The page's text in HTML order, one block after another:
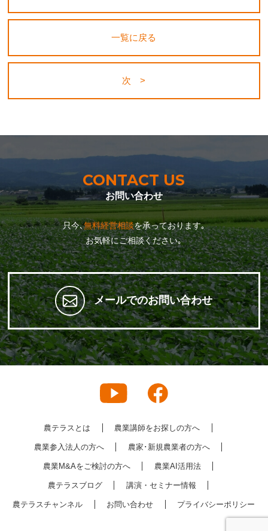
一覧に戻る
次 >
CONTACT US
お問い合わせ
只今､無料経営相談を承っております｡
お気軽にご相談ください｡
メールでのお問い合わせ
農テラスとは 農業講師をお探しの方へ
農業参入法人の方へ 農家･新規農業者の方へ
農業M&Aをご検討の方へ 農業AI活用法
農テラスブログ 講演・セミナー情報
農テラスチャンネル お問い合わせ プライバシーポリシー